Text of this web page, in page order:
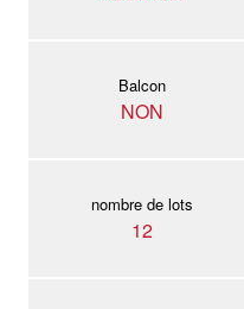
Balcon
NON
nombre de lots
12